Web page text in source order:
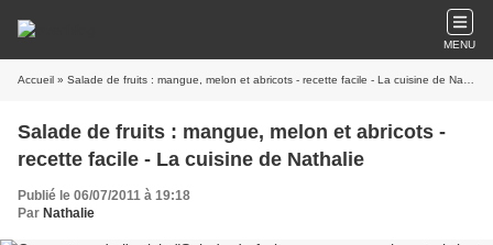
MENU
Accueil » Salade de fruits : mangue, melon et abricots - recette facile - La cuisine de Nathalie
Salade de fruits : mangue, melon et abricots -
recette facile - La cuisine de Nathalie
Publié le 06/07/2011 à 19:18
Par Nathalie